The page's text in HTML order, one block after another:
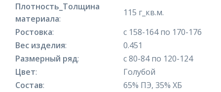
Плотность_Толщина
материала:
115 г_кв.м.
Ростовка:
с 158-164 по 170-176
Вес изделия:
0.451
Размерный ряд:
с 80-84 по 120-124
Цвет:
Голубой
Состав:
65% ПЭ, 35% ХБ